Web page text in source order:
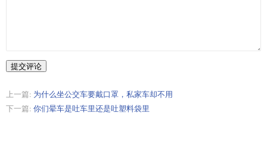
提交评论
上一篇: 为什么坐公交车要戴口罩，私家车却不用
下一篇: 你们晕车是吐车里还是吐塑料袋里